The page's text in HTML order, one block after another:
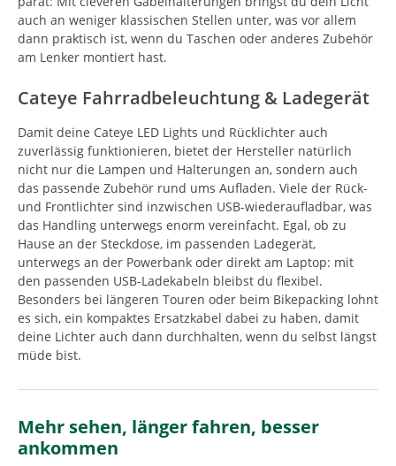
auch an weniger klassischen Stellen unter, was vor allem
dann praktisch ist, wenn du Taschen oder anderes Zubehör
am Lenker montiert hast.
Cateye Fahrradbeleuchtung & Ladegerät
Damit deine Cateye LED Lights und Rücklichter auch
zuverlässig funktionieren, bietet der Hersteller natürlich
nicht nur die Lampen und Halterungen an, sondern auch
das passende Zubehör rund ums Aufladen. Viele der Rück-
und Frontlichter sind inzwischen USB-wiederaufladbar, was
das Handling unterwegs enorm vereinfacht. Egal, ob zu
Hause an der Steckdose, im passenden Ladegerät,
unterwegs an der Powerbank oder direkt am Laptop: mit
den passenden USB-Ladekabeln bleibst du flexibel.
Besonders bei längeren Touren oder beim Bikepacking lohnt
es sich, ein kompaktes Ersatzkabel dabei zu haben, damit
deine Lichter auch dann durchhalten, wenn du selbst längst
müde bist.
Mehr sehen, länger fahren, besser
ankommen